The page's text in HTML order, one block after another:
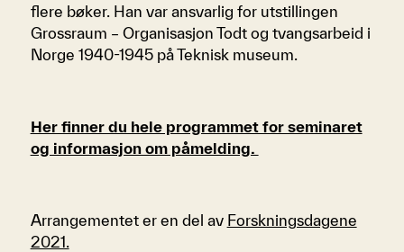
flere bøker. Han var ansvarlig for utstillingen
Grossraum – Organisasjon Todt og tvangsarbeid i
Norge 1940-1945 på Teknisk museum.
Her finner du hele programmet for seminaret
og informasjon om påmelding.
Arrangementet er en del av Forskningsdagene
2021.